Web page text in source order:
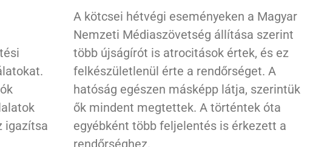
igazítsa
A kötcsei hétvégi eseményeken a Magyar
Nemzeti Médiaszövetség állítása szerint
több újságírót is atrocitások értek, és ez
felkészületlenül érte a rendőrséget. A
hatóság egészen másképp látja, szerintük
ők mindent megtettek. A történtek óta
egyébként több feljelentés is érkezett a
rendőrséghez.